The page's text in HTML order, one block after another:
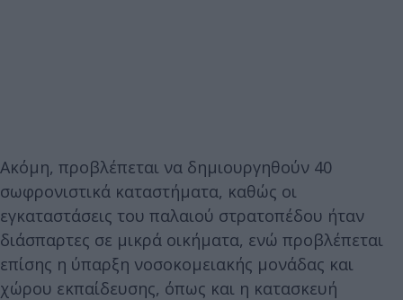
Ακόμη, προβλέπεται να δημιουργηθούν 40
σωφρονιστικά καταστήματα, καθώς οι
εγκαταστάσεις του παλαιού στρατοπέδου ήταν
διάσπαρτες σε μικρά οικήματα, ενώ προβλέπεται
επίσης η ύπαρξη νοσοκομειακής μονάδας και
χώρου εκπαίδευσης, όπως και η κατασκευή